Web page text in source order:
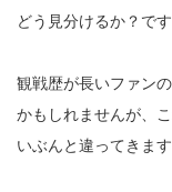
どう見分けるか？です
観戦歴が長いファン
かもしれませんが、
いぶんと違ってきます